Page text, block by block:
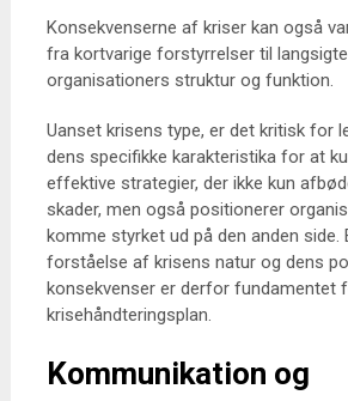
Konsekvenserne af kriser kan også
fra kortvarige forstyrrelser til
organisationers struktur og funktion.
Uanset krisens type, er det kritisk for
dens specifikke karakteristika for at
effektive strategier, der ikke kun
skader, men også positionerer
komme styrket ud på den anden side.
forståelse af krisens natur og dens
konsekvenser er derfor fundamentet
krisehåndteringsplan.
Kommunikation og